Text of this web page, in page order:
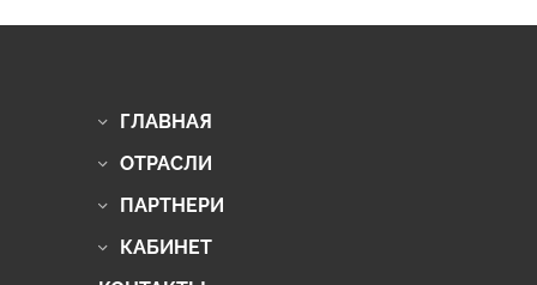
ГЛАВНАЯ
ОТРАСЛИ
ПАРТНЕРИ
КАБИНЕТ